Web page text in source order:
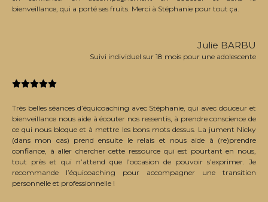
bienveillance, qui a porté ses fruits. Merci à Stéphanie pour tout ça.
Julie BARBU
Suivi individuel sur 18 mois pour une adolescente

Très belles séances d’équicoaching avec Stéphanie, qui avec douceur et
bienveillance nous aide à écouter nos ressentis, à prendre conscience de
ce qui nous bloque et à mettre les bons mots dessus. La jument Nicky
(dans mon cas) prend ensuite le relais et nous aide à (re)prendre
confiance, à aller chercher cette ressource qui est pourtant en nous,
tout près et qui n’attend que l’occasion de pouvoir s’exprimer. Je
recommande l’équicoaching pour accompagner une transition
personnelle et professionnelle !